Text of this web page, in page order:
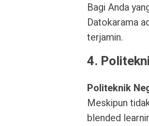
Bagi Anda
Datokarama
terjamin.
4.
Politeknik
Meskipun
blended